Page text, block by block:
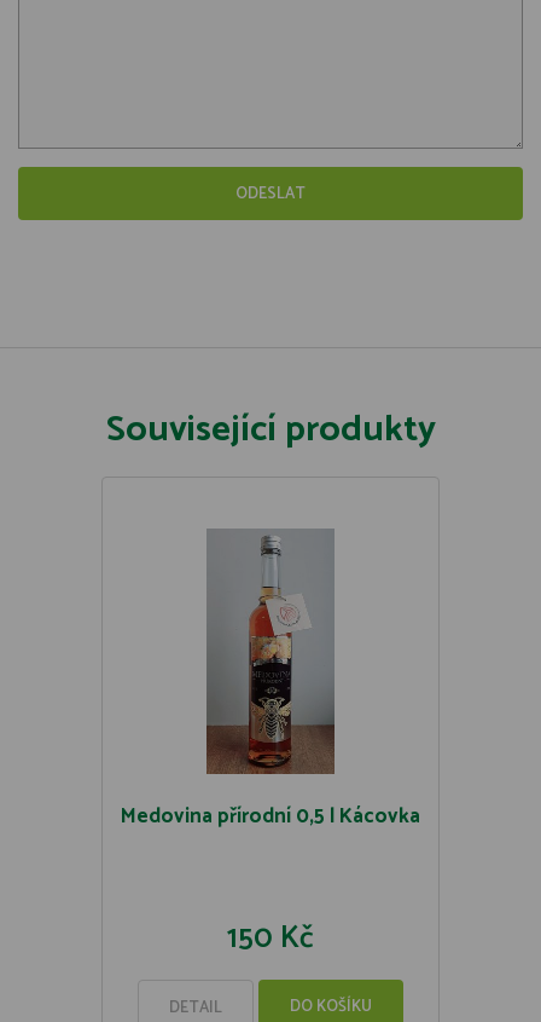
Související produkty
Medovina přírodní 0,5 l Kácovka
150 Kč
DETAIL DO KOŠÍKU